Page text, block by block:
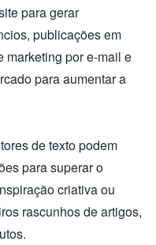
para gerar
publicações em
marketing por e-mail e
para aumentar a
de texto podem
para superar o
criativa ou
rascunhos de artigos,